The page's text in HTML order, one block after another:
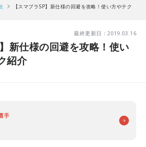
【スマブラSP】新仕様の回避を攻略！使い方やテク
最終更新日：2019.03.16
】新仕様の回避を攻略！使い
紹介
手